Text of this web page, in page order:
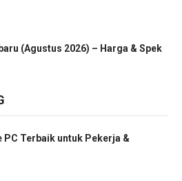
(Agustus 2026) – Harga & Spek
PC Terbaik untuk Pekerja &